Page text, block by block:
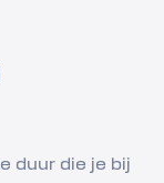
duur die je bij